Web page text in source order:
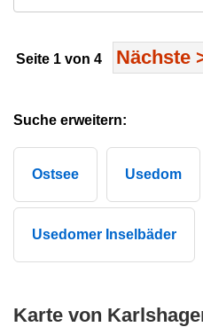
Seite 1 von 4 Nächste
Suche erweitern:
Ostsee Usedom
Usedomer Inselbäder
Karte von